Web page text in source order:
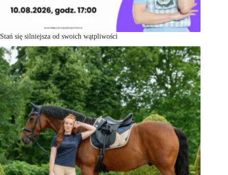
Stań się silniejsza od swoich wątpliwości